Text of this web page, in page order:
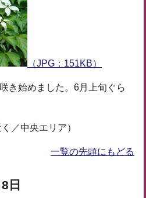
（JPG：151KB）
き始めました。6月上旬ぐら
く／中央エリア）
一覧の先頭にもどる
日